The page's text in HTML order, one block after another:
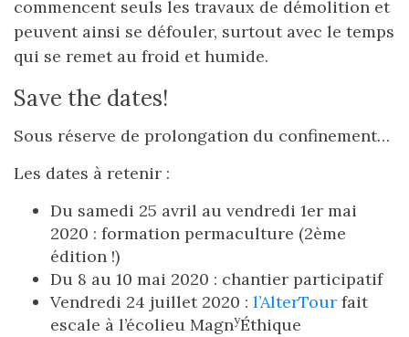
commencent seuls les travaux de démolition et
peuvent ainsi se défouler, surtout avec le temps
qui se remet au froid et humide.
Save the dates!
Sous réserve de prolongation du confinement…
Les dates à retenir :
Du samedi 25 avril au vendredi 1er mai
2020 : formation permaculture (2ème
édition !)
Du 8 au 10 mai 2020 : chantier participatif
Vendredi 24 juillet 2020 : l’AlterTour fait
escale à l’écolieu MagnyÉthique